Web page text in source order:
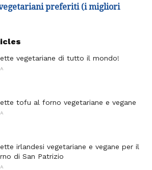
preferiti (i migliori
vegetariane di tutto il mondo!
tofu al forno vegetariane e vegane
irlandesi vegetariane e vegane per il
di San Patrizio